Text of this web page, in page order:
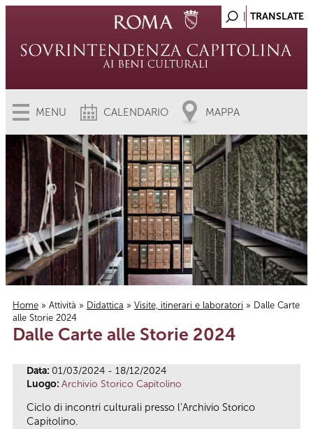
MENU CALENDARIO MAPPA
Tu sei qui
Home » Attività » Didattica » Visite, itinerari e laboratori » Dalle Carte
alle Storie 2024
Dalle Carte alle Storie 2024
Data: 01/03/2024 - 18/12/2024
Luogo: Archivio Storico Capitolino
Ciclo di incontri culturali presso l’Archivio Storico
Capitolino.